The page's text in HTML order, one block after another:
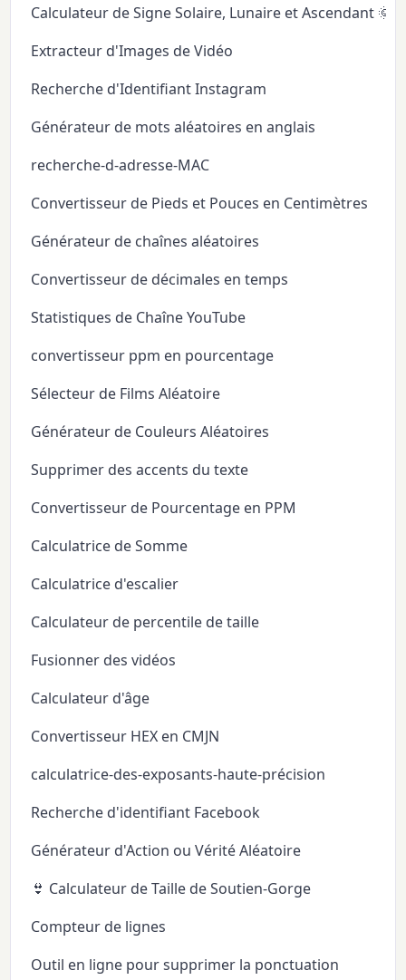
Calculateur de Signe Solaire, Lunaire et Ascendant
Extracteur d'Images de Vidéo
Recherche d'Identifiant Instagram
Générateur de mots aléatoires en anglais
recherche-d-adresse-MAC
Convertisseur de Pieds et Pouces en Centimètres
Générateur de chaînes aléatoires
Convertisseur de décimales en temps
Statistiques de Chaîne YouTube
convertisseur ppm en pourcentage
Sélecteur de Films Aléatoire
Générateur de Couleurs Aléatoires
Supprimer des accents du texte
Convertisseur de Pourcentage en PPM
Calculatrice de Somme
Calculatrice d'escalier
Calculateur de percentile de taille
Fusionner des vidéos
Calculateur d'âge
Convertisseur HEX en CMJN
calculatrice-des-exposants-haute-précision
Recherche d'identifiant Facebook
Générateur d'Action ou Vérité Aléatoire
👙 Calculateur de Taille de Soutien-Gorge
Compteur de lignes
Outil en ligne pour supprimer la ponctuation